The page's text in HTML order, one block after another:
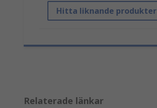
Hitta liknande produkter
Relaterade länkar